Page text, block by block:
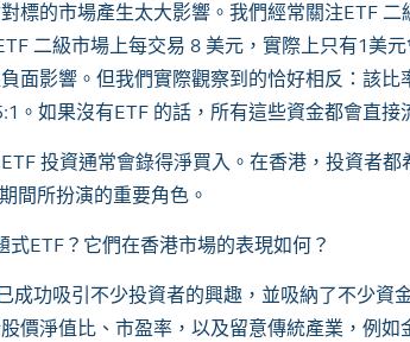
標的市場產生太大影響。我們經常關注ETF 二
二級市場上每交易 8 美元，實際上只有1美
面影響。但我們實際觀察到的恰好相反：該比
。如果沒有ETF 的話，所有這些資金都會直接
ETF 投資通常會錄得淨買入。在香港，投資者都
間所扮演的重要角色。
式ETF ？它們在香港市場的表現如何？
成功吸引不少投資者的興趣，並吸納了不少資
價淨值比、市盈率，以及留意傳統產業，例如